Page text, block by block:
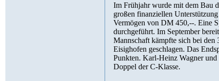
Im Frühjahr wurde mit dem Bau der
großen finanziellen Unterstützung der Fa. Leifheit, Nassau. Der Klub verfügte zu
Vermögen von DM 450,--. Eine Spendenaktion
durchgeführt. Im September bereits fand das Richtfest statt. 1. Vorsitzender wurde Erwin
Mannschaft kämpfte sich bei den 3er-Pokal-Spielen ins
Eisighofen geschlagen. Das Endspiel verlor die Mannschaft knapp und unglücklich gegen Diez mit 4:5
Punkten. Karl-Heinz Wagner und Karl-Werner
Doppel der C-Klasse.